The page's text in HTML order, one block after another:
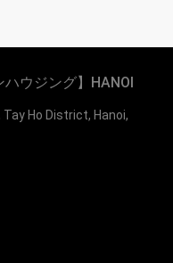
ハウジング】HANOI
Ho District, Hanoi,